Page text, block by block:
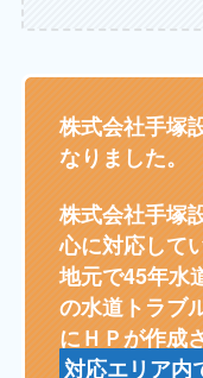
株式会社手塚
なりました。
株式会社手塚
心に対応して
地元で45年水
の水道トラブ
にＨＰが作成
対応エリア内